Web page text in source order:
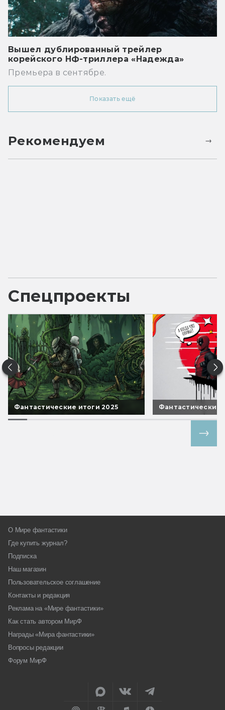
Вышел дублированный трейлер
корейского НФ-триллера «Надежда»
Премьера в сентябре.
Показать ещё
Рекомендуем
Спецпроекты
Фантастические итоги 2025 Фантастические
О Мире фантастики
Где купить журнал?
Подписка
Наш магазин
Пользовательское соглашение
Контакты и редакция
Реклама на «Мире фантастики»
Как стать автором МирФ
Награды «Мира фантастики»
Вопросы редакции
Форум МирФ